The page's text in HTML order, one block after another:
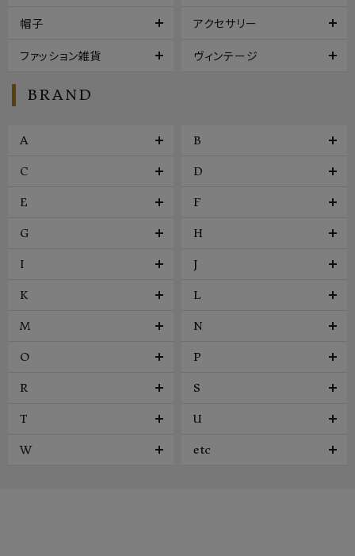
帽子 アクセサリー
ファッション雑貨 ヴィンテージ
BRAND
A B
C D
E F
G H
I J
K L
M N
O P
R S
T U
W etc